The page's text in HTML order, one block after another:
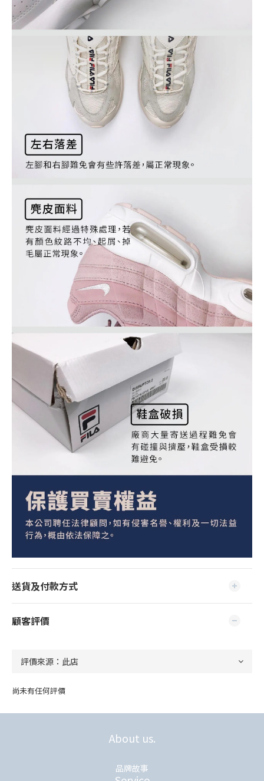
送貨及付款方式
顧客評價
尚未有任何評價
About us.
品牌故事